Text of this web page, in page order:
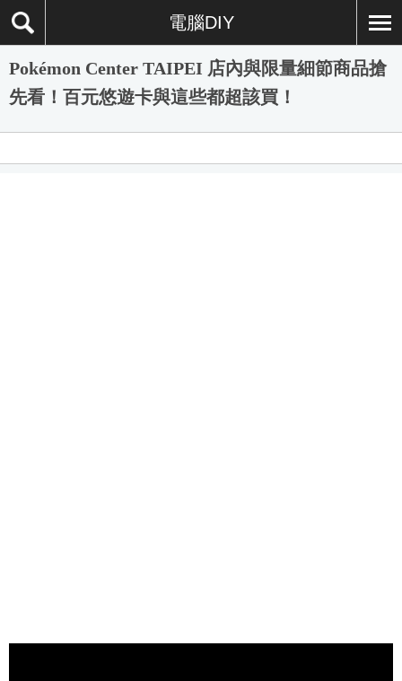
電腦DIY
Pokémon Center TAIPEI 店內與限量細節商品搶
先看！百元悠遊卡與這些都超該買！